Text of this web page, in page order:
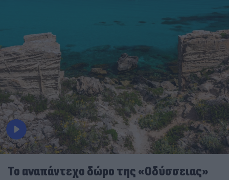
To αναπάντεχο δώρο της «Οδύσσειας»